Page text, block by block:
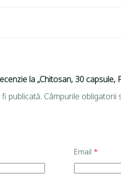
la „Chitosan, 30 capsule,
publicată. Câmpurile obligatorii
Email *